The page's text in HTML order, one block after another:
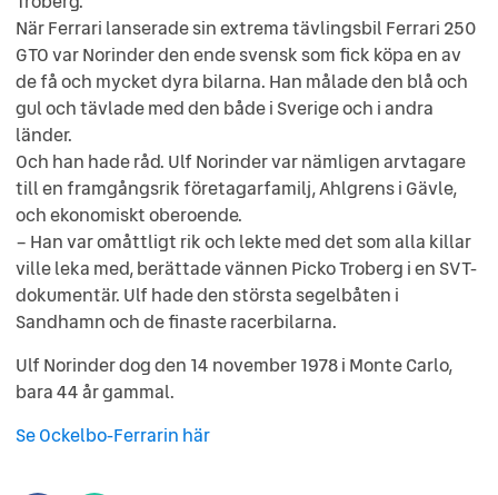
När Ferrari lanserade sin extrema tävlingsbil Ferrari 250
GTO var Norinder den ende svensk som fick köpa en av
de få och mycket dyra bilarna. Han målade den blå och
gul och tävlade med den både i Sverige och i andra
länder.
Och han hade råd. Ulf Norinder var nämligen arvtagare
till en framgångsrik företagarfamilj, Ahlgrens i Gävle,
och ekonomiskt oberoende.
– Han var omåttligt rik och lekte med det som alla killar
ville leka med, berättade vännen Picko Troberg i en SVT-
dokumentär. Ulf hade den största segelbåten i
Sandhamn och de finaste racerbilarna.
Ulf Norinder dog den 14 november 1978 i Monte Carlo,
bara 44 år gammal.
Se Ockelbo-Ferrarin här